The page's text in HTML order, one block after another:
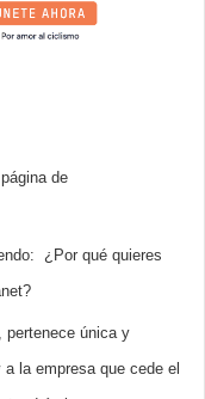
de
¿Por qué quieres
pertenece única y
la empresa que cede el